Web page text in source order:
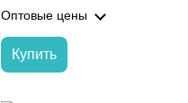
Оптовые цены
Купить